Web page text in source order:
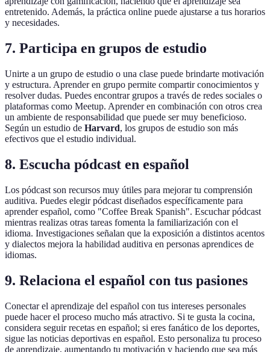
entretenido. Además, la práctica online puede ajustarse a tus horarios
y necesidades.
7. Participa en grupos de estudio
Unirte a un grupo de estudio o una clase puede brindarte motivación
y estructura. Aprender en grupo permite compartir conocimientos y
resolver dudas. Puedes encontrar grupos a través de redes sociales o
plataformas como Meetup. Aprender en combinación con otros crea
un ambiente de responsabilidad que puede ser muy beneficioso.
Según un estudio de Harvard, los grupos de estudio son más
efectivos que el estudio individual.
8. Escucha pódcast en español
Los pódcast son recursos muy útiles para mejorar tu comprensión
auditiva. Puedes elegir pódcast diseñados específicamente para
aprender español, como "Coffee Break Spanish". Escuchar pódcast
mientras realizas otras tareas fomenta la familiarización con el
idioma. Investigaciones señalan que la exposición a distintos acentos
y dialectos mejora la habilidad auditiva en personas aprendices de
idiomas.
9. Relaciona el español con tus pasiones
Conectar el aprendizaje del español con tus intereses personales
puede hacer el proceso mucho más atractivo. Si te gusta la cocina,
considera seguir recetas en español; si eres fanático de los deportes,
sigue las noticias deportivas en español. Esto personaliza tu proceso
de aprendizaje, aumentando tu motivación y haciendo que sea más